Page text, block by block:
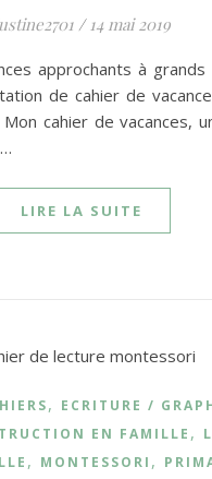
/ 14 mai 2019
de cahier de
cahier de vacances,
LIRE LA SUITE
, ECRITURE /
EN FAMILLE ,
, MONTESSORI ,